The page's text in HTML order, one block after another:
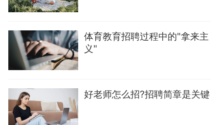
体育教育招聘过程中的"拿来主
义"
好老师怎么招?招聘简章是关键